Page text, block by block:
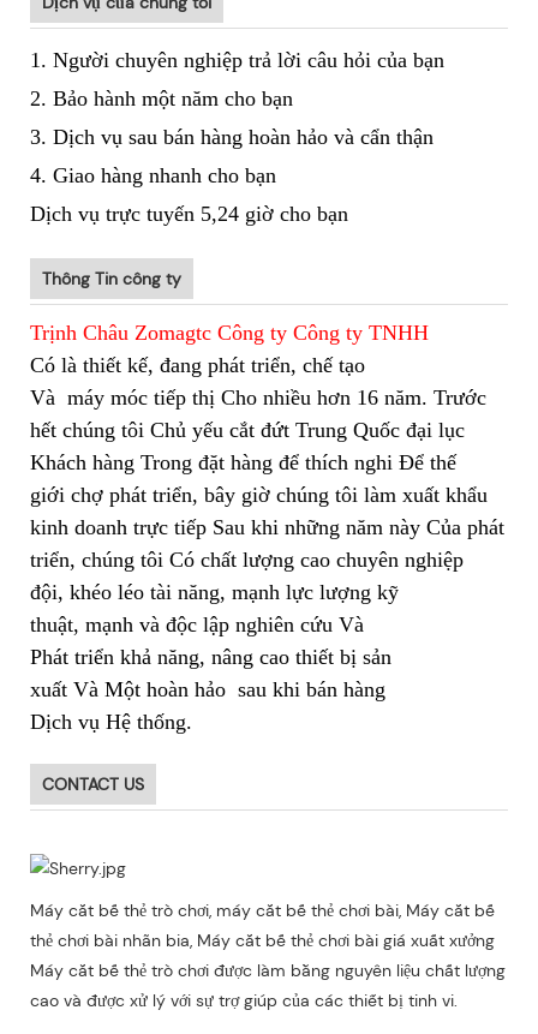
1. Người chuyên nghiệp trả lời câu hỏi của bạn
2. Bảo hành một năm cho bạn
3. Dịch vụ sau bán hàng hoàn hảo và cẩn thận
4. Giao hàng nhanh cho bạn
Dịch vụ trực tuyến 5,24 giờ cho bạn
Thông Tin công ty
Trịnh Châu Zomagtc Công ty Công ty TNHH
Có là thiết kế, đang phát triển, chế tạo
Và máy móc tiếp thị Cho nhiều hơn 16 năm. Trước
hết chúng tôi Chủ yếu cắt đứt Trung Quốc đại lục
Khách hàng Trong đặt hàng để thích nghi Để thế
giới chợ phát triển, bây giờ chúng tôi làm xuất khẩu
kinh doanh trực tiếp Sau khi những năm này Của phát
triển, chúng tôi Có chất lượng cao chuyên nghiệp
đội, khéo léo tài năng, mạnh lực lượng kỹ
thuật, mạnh và độc lập nghiên cứu Và
Phát triển khả năng, nâng cao thiết bị sản
xuất Và Một hoàn hảo sau khi bán hàng
Dịch vụ Hệ thống.
CONTACT US
Máy cắt bế thẻ trò chơi, máy cắt bế thẻ chơi bài, Máy cắt bế
thẻ chơi bài nhãn bia, Máy cắt bế thẻ chơi bài giá xuất xưởng
Máy cắt bế thẻ trò chơi được làm bằng nguyên liệu chất lượng
cao và được xử lý với sự trợ giúp của các thiết bị tinh vi.